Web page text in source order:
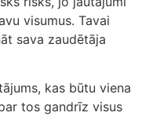
visumus. Tavai
sava zaudētāja
kas būtu viena
tos gandrīz visus